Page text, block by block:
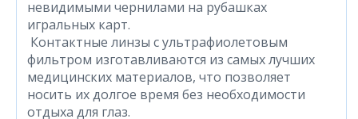
невидимыми чернилами на рубашках
игральных карт.
Контактные линзы с ультрафиолетовым
фильтром изготавливаются из самых лучших
медицинских материалов, что позволяет
носить их долгое время без необходимости
отдыха для глаз.